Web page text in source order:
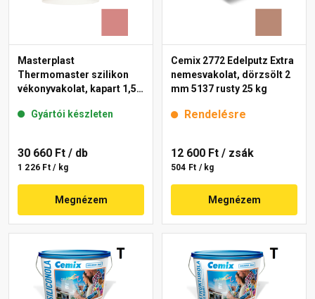
Masterplast
Thermomaster szilikon
vékonyvakolat, kapart 1,5
Gyártói készleten
30 660 Ft / db
1 226 Ft / kg
Megnézem
Cemix 2772 Edelputz Extra
nemesvakolat, dörzsölt 2
mm 5137 rusty 25 kg
Rendelésre
12 600 Ft / zsák
504 Ft / kg
Megnézem